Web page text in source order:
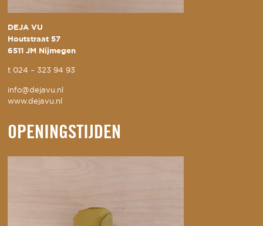
DEJA VU
Houtstraat 57
6511 JM Nijmegen
t024 – 323 94 93
info@dejavu.nl
www.dejavu.nl
OPENINGSTIJDEN